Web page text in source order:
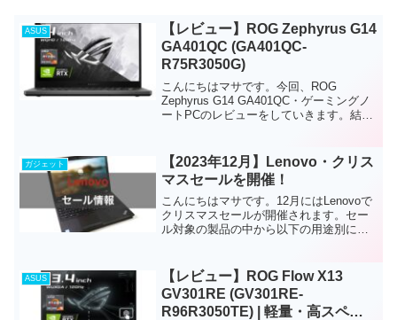
ASUS
【レビュー】ROG Zephyrus G14
GA401QC (GA401QC-
R75R3050G)
こんにちはマサです。今回、ROG
Zephyrus G14 GA401QC・ゲーミングノ
ートPCのレビューをしていきます。結論
い、ミドルスペックゲーミングノートPC
です...
ガジェット
【2023年12月】Lenovo・クリス
マスセールを開催！
こんにちはマサです。12月にはLenovoで
クリスマスセールが開催されます。セー
ル対象の製品の中から以下の用途別に、
ノートPC2-in-1ノートPC(タブレット...
ASUS
【レビュー】ROG Flow X13
GV301RE (GV301RE-
R96R3050TE) | 軽量・高スペッ